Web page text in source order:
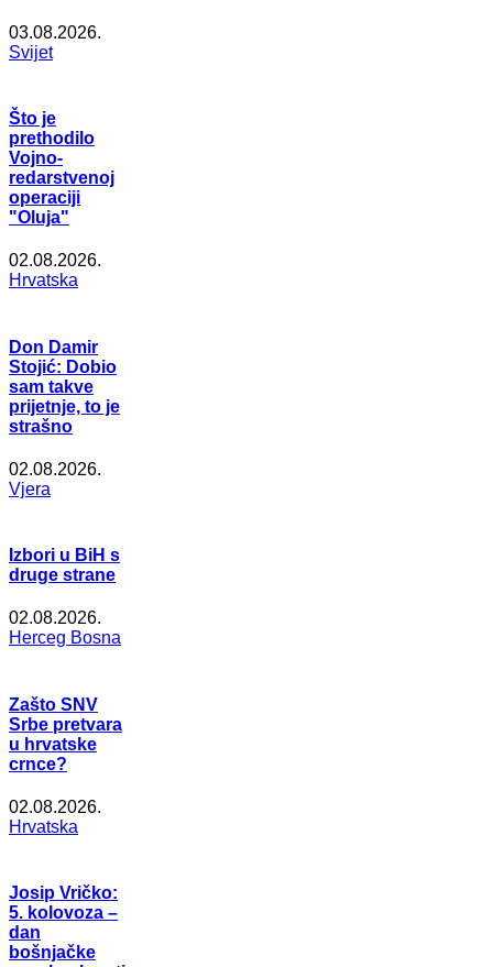
03.08.2026.
Svijet
Što je
prethodilo
Vojno-
redarstvenoj
operaciji
"Oluja"
02.08.2026.
Hrvatska
Don Damir
Stojić: Dobio
sam takve
prijetnje, to je
strašno
02.08.2026.
Vjera
Izbori u BiH s
druge strane
02.08.2026.
Herceg Bosna
Zašto SNV
Srbe pretvara
u hrvatske
crnce?
02.08.2026.
Hrvatska
Josip Vričko:
5. kolovoza –
dan
bošnjačke